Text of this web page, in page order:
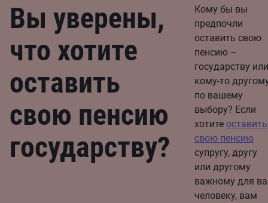
Вы уверены,
что хотите
оставить
свою пенсию
государству?
Кому бы вы
предпочли
оставить свою
пенсию –
государству или
кому-то
по вашему
выбору? Если
хотите оставить
свою пенсию
супругу, другу
или другому
важному для
человеку, вам